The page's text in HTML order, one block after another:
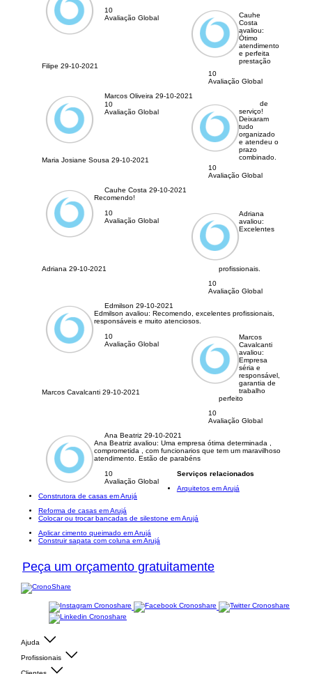
10
Avaliação Global
Filipe 29-10-2021
10
Avaliação Global
Marcos Oliveira 29-10-2021
10
Avaliação Global
Maria Josiane Sousa 29-10-2021
10
Avaliação Global
Cauhe Costa 29-10-2021
Cauhe
Costa
avaliou:
Ótimo
atendimento
e perfeita
prestação
de
serviço!
Deixaram
tudo
organizado
e atendeu o
prazo
combinado.
Recomendo!
10
Avaliação Global
Adriana 29-10-2021
Adriana
avaliou:
Excelentes
profissionais.
10
Avaliação Global
Edmilson 29-10-2021
Edmilson avaliou: Recomendo, excelentes profissionais,
responsáveis e muito atenciosos.
10
Avaliação Global
Marcos Cavalcanti 29-10-2021
Marcos
Cavalcanti
avaliou:
Empresa
séria e
responsável,
garantia de
trabalho
perfeito
10
Avaliação Global
Ana Beatriz 29-10-2021
Ana Beatriz avaliou: Uma empresa ótima determinada ,
comprometida , com funcionarios que tem um maravilhoso
atendimento. Estão de parabéns
10
Avaliação Global
Serviços relacionados
Arquitetos em Arujá
Construtora de casas em Arujá
Reforma de casas em Arujá
Colocar ou trocar bancadas de silestone em Arujá
Aplicar cimento queimado em Arujá
Construir sapata com coluna em Arujá
Peça um orçamento gratuitamente
Ajuda
Profissionais